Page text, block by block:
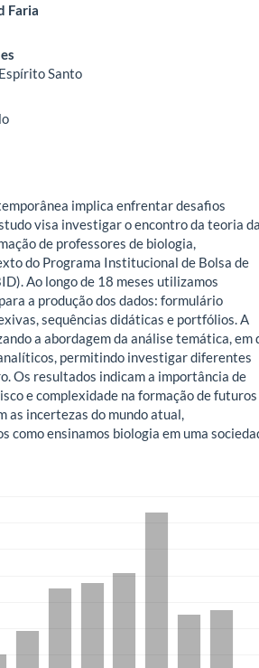
Faria
Santo
implica enfrentar desafios
visa investigar o encontro da teoria da
de professores de biologia,
do Programa Institucional de Bolsa de
Ao longo de 18 meses utilizamos
a produção dos dados: formulário
sequências didáticas e portfólios. A
a abordagem da análise temática, em
permitindo investigar diferentes
Os resultados indicam a importância de
e complexidade na formação de futuros
as incertezas do mundo atual,
como ensinamos biologia em uma